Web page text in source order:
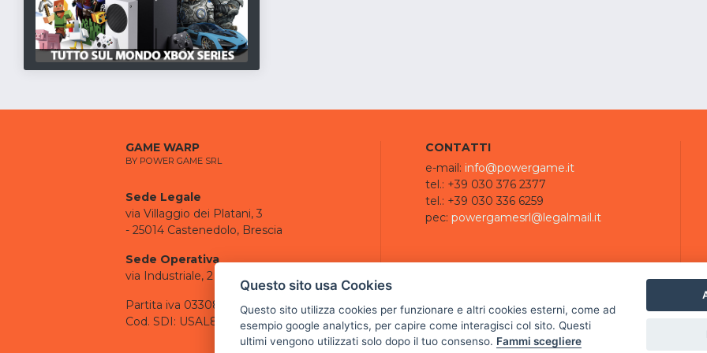
GAME WARP
BY POWER GAME SRL
Sede Legale
via Villaggio dei Platani, 3
- 25014 Castenedolo, Brescia
Sede Operativa
via Industriale, 2 - 25082 Botticino, BS
Partita iva 03308130982
Cod. SDI: USAL8PV
CONTATTI
e-mail: info@powergame.it
tel.: +39 030 376 2377
tel.: +39 030 336 6259
pec: powergamesrl@legalmail.it
Questo sito usa Cookies
Questo sito utilizza cookies per funzionare e altri cookies esterni, come ad
esempio google analytics, per capire come interagisci col sito. Questi
ultimi vengono utilizzati solo dopo il tuo consenso. Fammi scegliere